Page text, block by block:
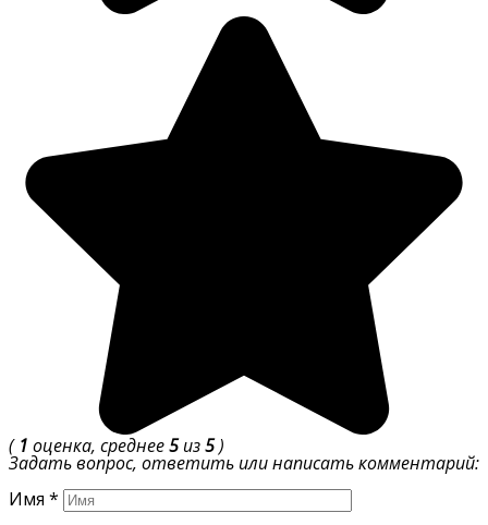
( 1 оценка, среднее5из5)
Задать вопрос, ответить или написать комментарий:
Имя *